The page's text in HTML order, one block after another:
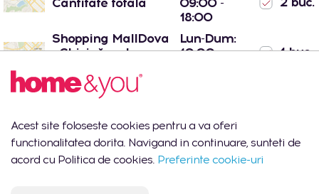
18:00
Shopping MallDova
- Chișinău, str.
Lun-Dum:
10:00 -
1 buc.
Port Mall -
Chișinău, str. Mihail
Acest site foloseste cookies pentru a va oferi
functionalitatea dorita. Navigand in continuare, sunteti de
acord cu Politica de cookies. Preferinte cookie-uri